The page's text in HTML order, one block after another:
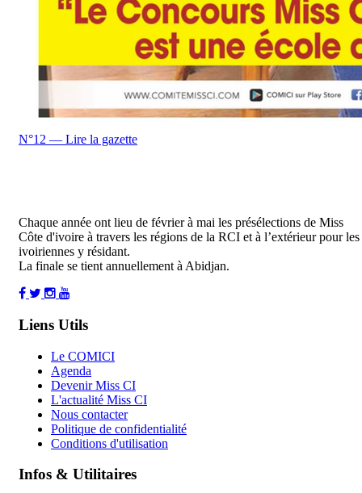
N°12 — Lire la gazette
Chaque année ont lieu de février à mai les présélections de Miss
Côte d'ivoire à travers les régions de la RCI et à l’extérieur pour les
ivoiriennes y résidant.
La finale se tient annuellement à Abidjan.
Liens Utils
Le COMICI
Agenda
Devenir Miss CI
L'actualité Miss CI
Nous contacter
Politique de confidentialité
Conditions d'utilisation
Infos & Utilitaires